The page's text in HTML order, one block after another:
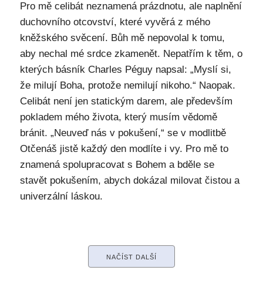
Pro mě celibát neznamená prázdnotu, ale naplnění
duchovního otcovství, které vyvěrá z mého
kněžského svěcení. Bůh mě nepovolal k tomu,
aby nechal mé srdce zkamenět. Nepatřím k těm, o
kterých básník Charles Péguy napsal: „Myslí si,
že milují Boha, protože nemilují nikoho.“ Naopak.
Celibát není jen statickým darem, ale především
pokladem mého života, který musím vědomě
bránit. „Neuveď nás v pokušení,“ se v modlitbě
Otčenáš jistě každý den modlíte i vy. Pro mě to
znamená spolupracovat s Bohem a bděle se
stavět pokušením, abych dokázal milovat čistou a
univerzální láskou.
NAČÍST DALŠÍ